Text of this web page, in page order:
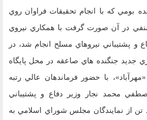
كه با انجام تحقيقات فراوان روي
در آن صورت گرفت با همكاري نيروي
و پشتيباني نيروهاي مسلح انجام شد، در
فروند از سري جديد جنگنده هاي صاعقه در محل پايگاه
با حضور فرماندهان عالي رتبه
محمد نجار وزير دفاع و پشتيباني
از نمايندگان مجلس شوراي اسلامي به